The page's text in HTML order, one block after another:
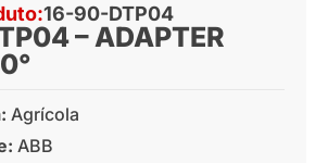
16-90-DTP04
– ADAPTER
Agrícola
ABB